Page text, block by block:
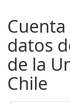
datos
de la
Chile